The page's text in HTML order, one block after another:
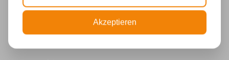
Eine elegante Tiffany Deckenleuchte mit
Sternenhimmel-Effekt – perfekt für eine warme
Akzeptieren